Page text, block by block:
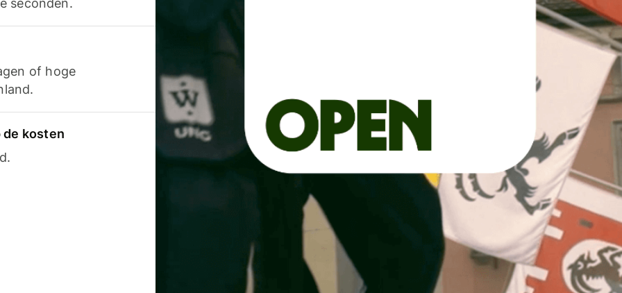
seconden.
of hoge
de kosten